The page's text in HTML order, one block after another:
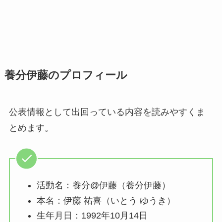
養分伊藤のプロフィール
公表情報として出回っている内容を読みやすくま
とめます。
活動名：養分@伊藤（養分伊藤）
本名：伊藤 祐喜（いとう ゆうき）
生年月日：1992年10月14日